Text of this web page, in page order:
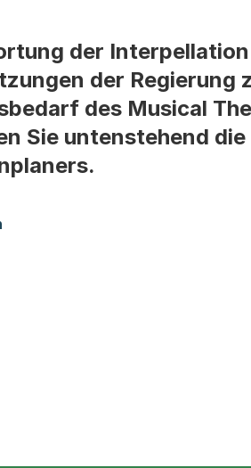
der
der Regierung
des Musical
Sie untenstehend die